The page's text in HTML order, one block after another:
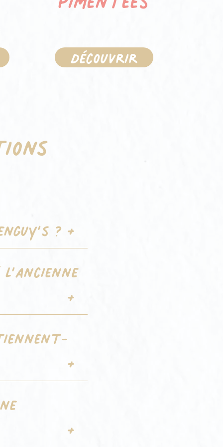
Découvrir
?